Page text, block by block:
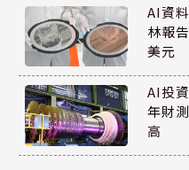
AI資
林報
美元
AI投
年財
高